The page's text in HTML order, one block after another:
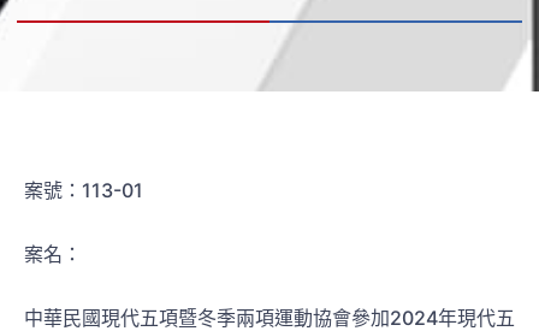
案號：113-01
案名：
中華民國現代五項暨冬季兩項運動協會參加2024年現代五